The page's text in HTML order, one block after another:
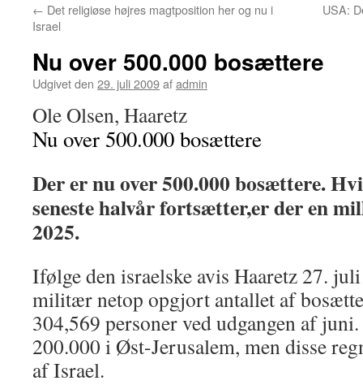
← Det religiøse højres magtposition her og nu i
Israel
USA:
Nu over 500.000 bosættere
Udgivet den 29. juli 2009afadmin
Ole Olsen, Haaretz
Nu over 500.000 bosættere
Der er nu over 500.000 bosættere.
seneste halvår fortsætter,er der en
2025.
Ifølge den israelske avis Haaretz 27.
militær netop opgjort antallet af
304,569 personer ved udgangen af
200.000 i Øst-Jerusalem, men disse
af Israel.